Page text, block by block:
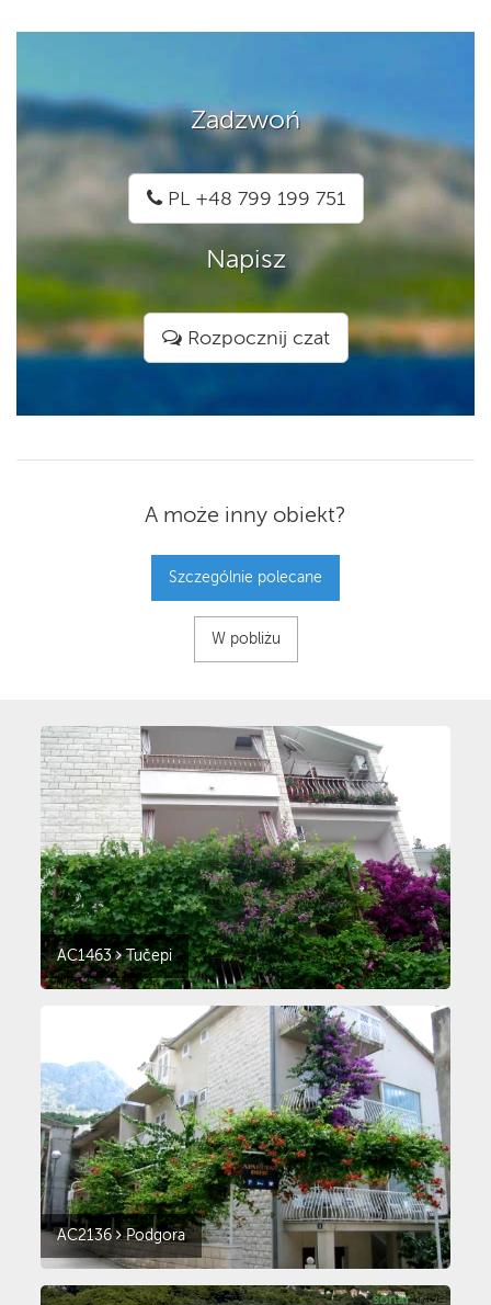
Zadzwoń
PL +48 799 199 751
Napisz
Rozpocznij czat
A może inny obiekt?
Szczególnie polecane
W pobliżu
AC1463 Tučepi
AC2136 Podgora